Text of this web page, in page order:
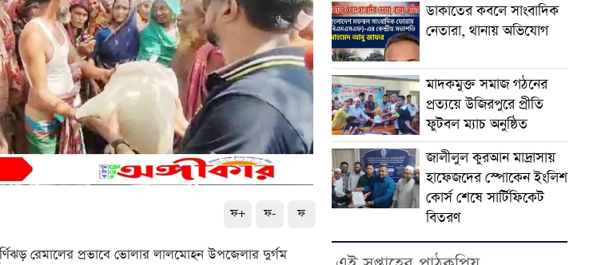
ফ+ ফ- ফ
রেমালের প্রভাবে ভোলার লালমোহন উপজেলার দুর্গম
ডাকাতের কবলে সাংবাদিক
নেতারা, থানায় অভিযোগ
মাদকমুক্ত সমাজ গঠনের
প্রত্যয়ে উজিরপুরে প্রীতি
ফুটবল ম্যাচ অনুষ্ঠিত
জালীলুল কুরআন মাদ্রাসায়
হাফেজদের স্পোকেন ইংলিশ
কোর্স শেষে সার্টিফিকেট
বিতরণ